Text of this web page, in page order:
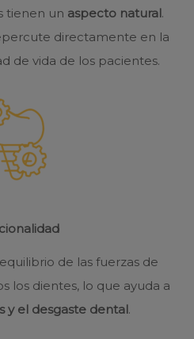
de las fuerzas de
los dientes, lo que ayuda a
y el desgaste dental.
tienen un aspecto natural.
directamente en la
de vida de los pacientes.